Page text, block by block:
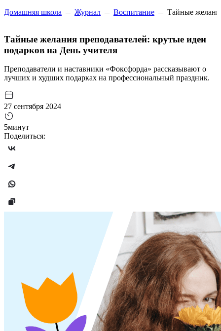
Домашняя школа
Журнал Воспитание Тайные
Тайные желания преподавателей: крутые идеи
подарков на День учителя
Преподаватели и наставники «Фоксфорда» рассказывают о
лучших и худших подарках на профессиональный праздник.
27 сентября 2024
5минут
Поделиться: